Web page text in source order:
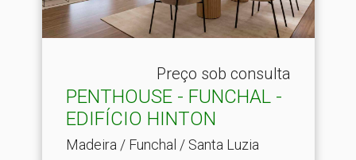
Preço sob consulta
PENTHOUSE - FUNCHAL -
EDIFÍCIO HINTON
Madeira / Funchal / Santa Luzia